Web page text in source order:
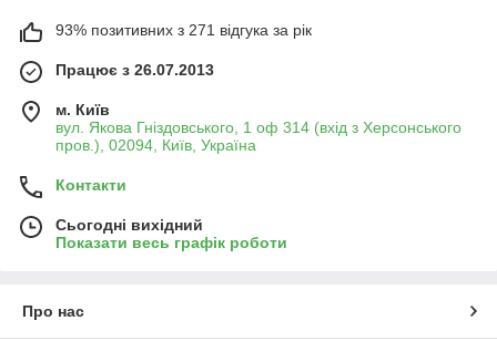
93% позитивних з 271 відгука за рік
Працює з 26.07.2013
м. Київ
вул. Якова Гніздовського, 1 оф 314 (вхід з Херсонського
пров.), 02094, Київ, Україна
Контакти
Сьогодні вихідний
Показати весь графік роботи
Про нас